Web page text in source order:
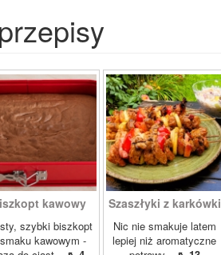
kawowy
szybki biszkopt
kawowym -
Szaszłyki z karkówki
Nic nie smakuje latem
lepiej niż aromatyczne